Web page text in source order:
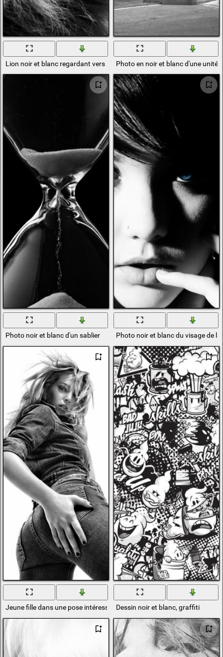
Lion noir et blanc regardant vers le hautPhoto en noir et blanc d'une unité
Photo noir et blanc d'un sablier Photo noir et blanc du visage de
Jeune fille dans une pose intéressante regarde directement à la
Dessin noir et blanc, graffiti